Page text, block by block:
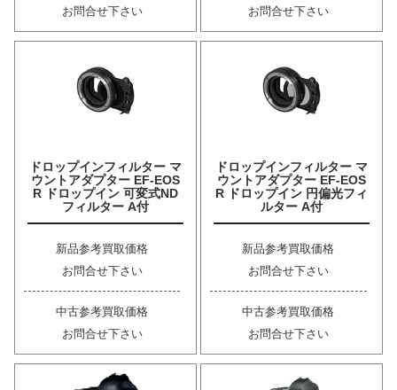
お問合せ下さい
お問合せ下さい
ドロップインフィルター マ
ウントアダプター EF-EOS
R ドロップイン 可変式ND
フィルター A付
新品参考買取価格
お問合せ下さい
中古参考買取価格
お問合せ下さい
ドロップインフィルター マ
ウントアダプター EF-EOS
R ドロップイン 円偏光フィ
ルター A付
新品参考買取価格
お問合せ下さい
中古参考買取価格
お問合せ下さい